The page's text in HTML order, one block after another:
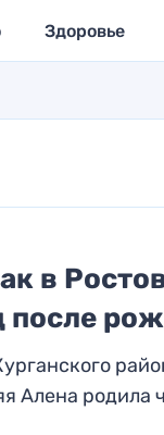
Здоровье
в
после
Алена родила